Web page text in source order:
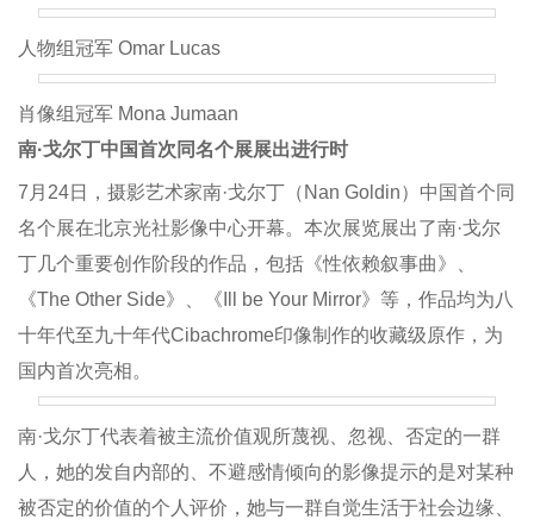
人物组冠军 Omar Lucas
肖像组冠军 Mona Jumaan
南·戈尔丁中国首次同名个展展出进行时
7月24日，摄影艺术家南·戈尔丁（Nan Goldin）中国首个同
名个展在北京光社影像中心开幕。本次展览展出了南·戈尔
丁几个重要创作阶段的作品，包括《性依赖叙事曲》、
《The Other Side》、《Ill be Your Mirror》等，作品均为八
十年代至九十年代Cibachrome印像制作的收藏级原作，为
国内首次亮相。
南·戈尔丁代表着被主流价值观所蔑视、忽视、否定的一群
人，她的发自内部的、不避感情倾向的影像提示的是对某种
被否定的价值的个人评价，她与一群自觉生活于社会边缘、